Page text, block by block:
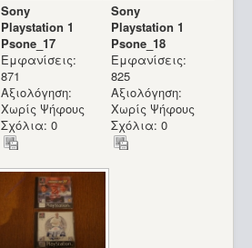
Sony
Playstation 1
Psone_17
Εμφανίσεις:
871
Αξιολόγηση:
Χωρίς Ψήφους
Σχόλια: 0
Sony
Playstation 1
Psone_18
Εμφανίσεις:
825
Αξιολόγηση:
Χωρίς Ψήφους
Σχόλια: 0